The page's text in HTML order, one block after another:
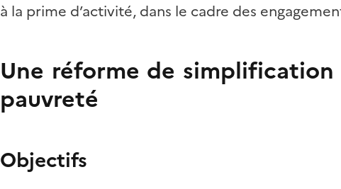
à la prime d’activité, dans le cadre des
Une réforme de
pauvreté
Objectifs